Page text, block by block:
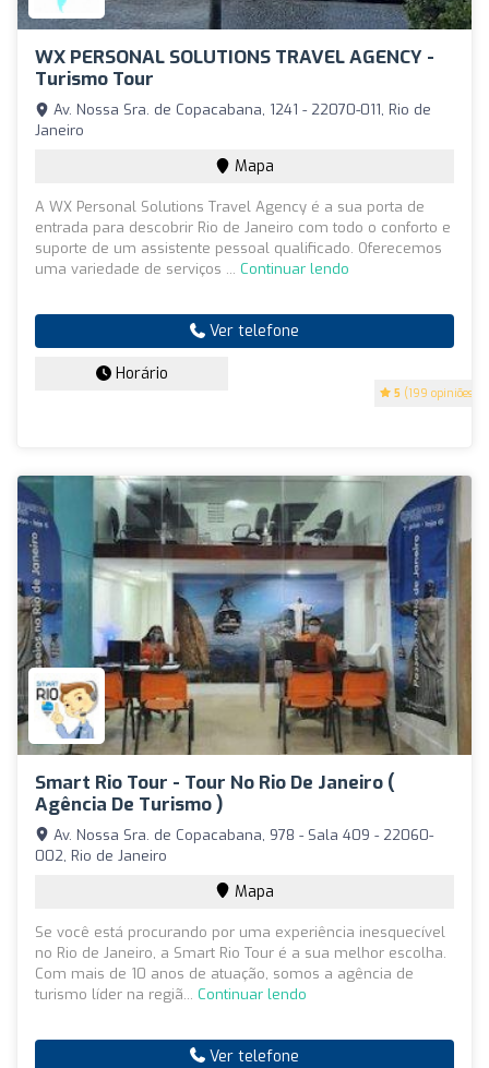
WX PERSONAL SOLUTIONS TRAVEL AGENCY -
Turismo Tour
5 (199 opiniões)
Av. Nossa Sra. de Copacabana, 1241 - 22070-011, Rio de
Janeiro
Mapa
A WX Personal Solutions Travel Agency é a sua porta de
entrada para descobrir Rio de Janeiro com todo o conforto e
suporte de um assistente pessoal qualificado. Oferecemos
uma variedade de serviços ... Continuar lendo
Ver telefone
Horário
Smart Rio Tour - Tour No Rio De Janeiro (
Agência De Turismo )
Av. Nossa Sra. de Copacabana, 978 - Sala 409 - 22060-
002, Rio de Janeiro
Mapa
Se você está procurando por uma experiência inesquecível
no Rio de Janeiro, a Smart Rio Tour é a sua melhor escolha.
Com mais de 10 anos de atuação, somos a agência de
turismo líder na regiã... Continuar lendo
Ver telefone